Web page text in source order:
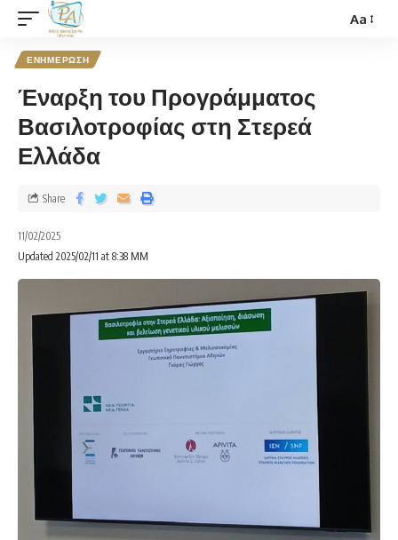
Aa
ΕΝΗΜΕΡΩΣΗ
Έναρξη του Προγράμματος
Βασιλοτροφίας στη Στερεά
Ελλάδα
11/02/2025
Updated 2025/02/11 at 8:38 ΜΜ
Share